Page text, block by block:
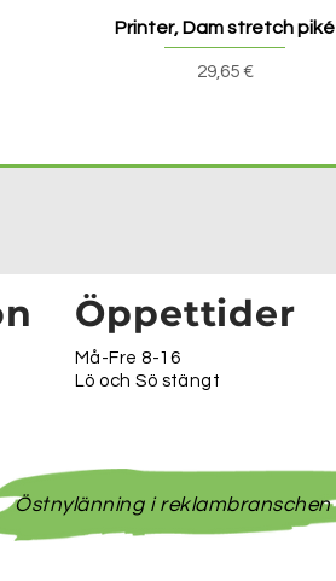
Printer, Dam stretch piké
Pris
29,65 €
Öppettider
Må-Fre 8-16
Lö och Sö stängt
Östnylänning i reklambranschen